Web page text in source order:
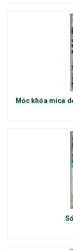
Móc khóa mica